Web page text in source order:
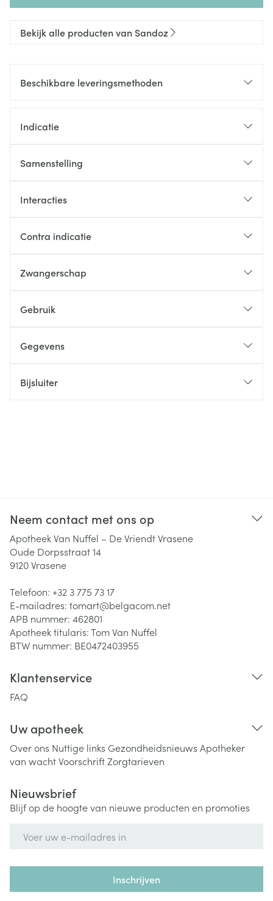
Bekijk alle producten van Sandoz
Beschikbare leveringsmethoden
Indicatie
Samenstelling
Interacties
Contra indicatie
Zwangerschap
Gebruik
Gegevens
Bijsluiter
Neem contact met ons op
Apotheek Van Nuffel – De Vriendt Vrasene
Oude Dorpsstraat 14
9120Vrasene
Telefoon: +32 3 775 73 17
E-mailadres: tomart@belgacom.net
APB nummer: 462801
Apotheek titularis:Tom Van Nuffel
BTW nummer: BE0472403955
Klantenservice
FAQ
Uw apotheek
Over ons Nuttige links Gezondheidsnieuws Apotheker
van wachtVoorschriftZorgtarieven
Nieuwsbrief
Blijf op de hoogte van nieuwe producten en promoties
Inschrijven